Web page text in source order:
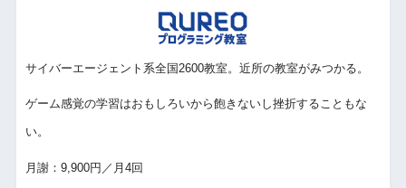
サイバーエージェント系全国2600教室。近所の教室がみつかる。
ゲーム感覚の学習はおもしろいから飽きないし挫折することもな
い。
月謝：9,900円／月4回